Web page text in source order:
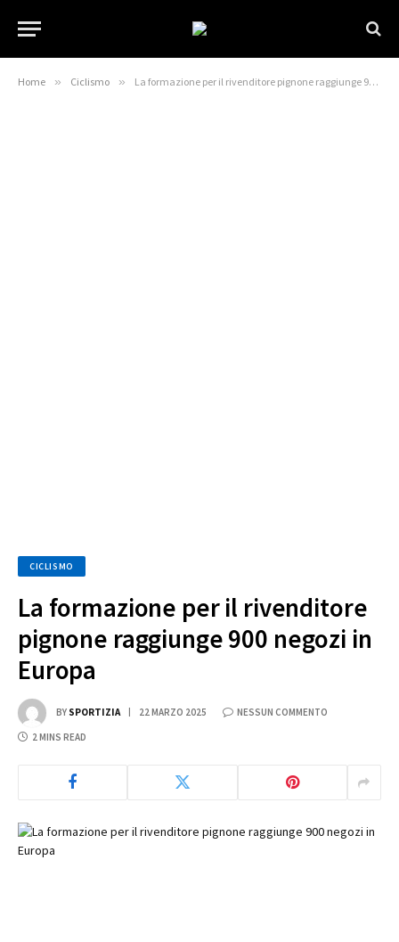
Home » Ciclismo » La formazione per il rivenditore pignone raggiunge 900 negozi in Europa
CICLISMO
La formazione per il rivenditore
pignone raggiunge 900 negozi in
Europa
BY SPORTIZIA 22 MARZO 2025 NESSUN COMMENTO
2 MINS READ